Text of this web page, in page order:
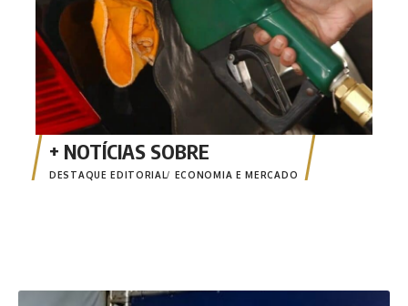
DESTAQUE EDITORIAL ECONOMIA E MERCADO